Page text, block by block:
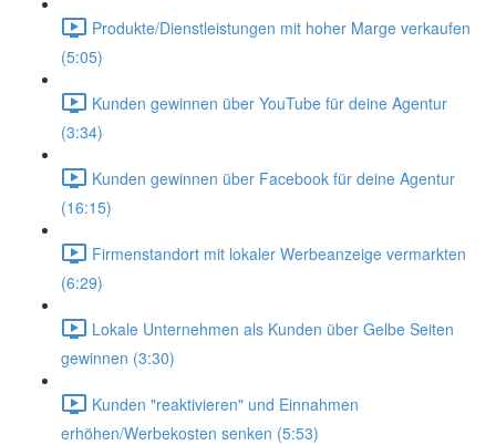
Produkte/Dienstleistungen mit hoher Marge verkaufen
(5:05)
Kunden gewinnen über YouTube für deine Agentur
(3:34)
Kunden gewinnen über Facebook für deine Agentur
(16:15)
Firmenstandort mit lokaler Werbeanzeige vermarkten
(6:29)
Lokale Unternehmen als Kunden über Gelbe Seiten
gewinnen (3:30)
Kunden "reaktivieren" und Einnahmen
erhöhen/Werbekosten senken (5:53)